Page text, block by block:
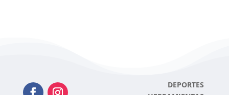
DEPORTES